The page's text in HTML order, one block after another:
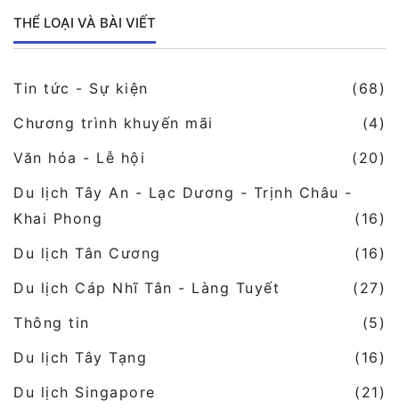
THỂ LOẠI VÀ BÀI VIẾT
Tin tức - Sự kiện
(68)
Chương trình khuyến mãi
(4)
Văn hóa - Lễ hội
(20)
Du lịch Tây An - Lạc Dương - Trịnh Châu -
Khai Phong
(16)
Du lịch Tân Cương
(16)
Du lịch Cáp Nhĩ Tân - Làng Tuyết
(27)
Thông tin
(5)
Du lịch Tây Tạng
(16)
Du lịch Singapore
(21)